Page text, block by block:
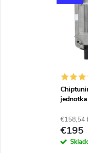
€158,54
€195